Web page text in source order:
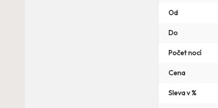
Od
Do
Počet nocí
Cena
Sleva v %